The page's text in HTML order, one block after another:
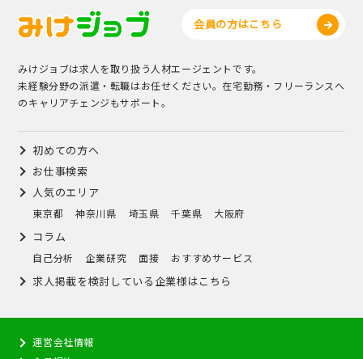
会員の方はこちら
みけジョブは求人を取り扱う人材エージェントです。
未経験分野の派遣・転職はお任せください。在宅勤務・フリーランスへ
のキャリアチェンジもサポート。
初めての方へ
お仕事検索
人気のエリア
東京都 神奈川県 埼玉県 千葉県 大阪府
コラム
自己分析 企業研究 面接 おすすめサービス
求人掲載を検討している企業様はこちら
運営会社情報